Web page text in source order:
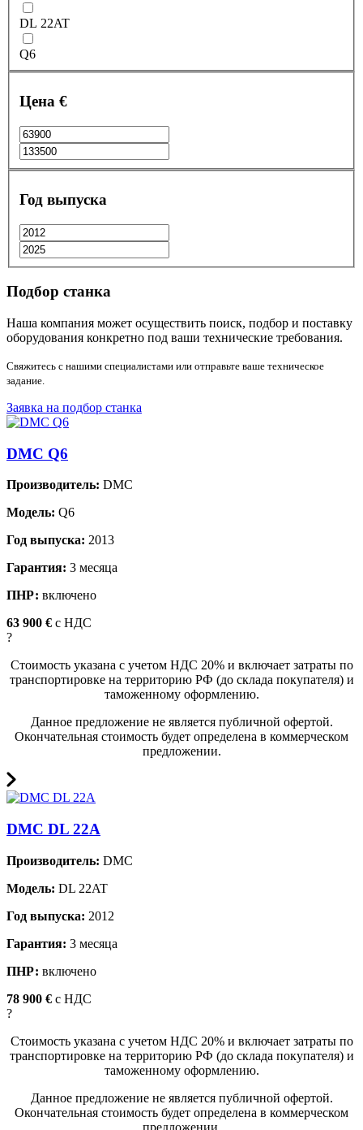
DL 22AT
Q6
Цена €
Год выпуска
Подбор станка
Наша компания может осуществить поиск, подбор и поставку
оборудования конкретно под ваши технические требования.
Свяжитесь с нашими специалистами или отправьте ваше техническое
задание.
Заявка на подбор станка
DMC Q6
Производитель: DMC
Модель: Q6
Год выпуска: 2013
Гарантия: 3 месяца
ПНР: включено
63 900 € c НДС
?
Стоимость указана с учетом НДС 20% и включает затраты по
транспортировке на территорию РФ (до склада покупателя) и
таможенному оформлению.
Данное предложение не является публичной офертой.
Окончательная стоимость будет определена в коммерческом
предложении.
DMC DL 22A
Производитель: DMC
Модель: DL 22AT
Год выпуска: 2012
Гарантия: 3 месяца
ПНР: включено
78 900 € c НДС
?
Стоимость указана с учетом НДС 20% и включает затраты по
транспортировке на территорию РФ (до склада покупателя) и
таможенному оформлению.
Данное предложение не является публичной офертой.
Окончательная стоимость будет определена в коммерческом
предложении.